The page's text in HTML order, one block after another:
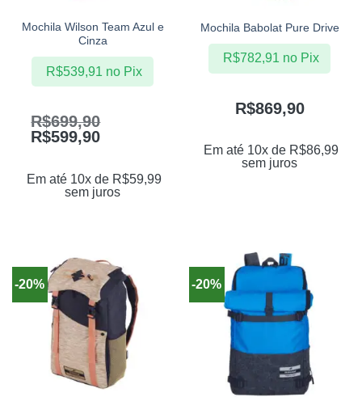
Mochila Wilson Team Azul e
Cinza
R$699,90
R$599,90
Em até 10x de R$59,99
sem juros
R$539,91 no Pix
Mochila Babolat Pure Drive
R$869,90
Em até 10x de R$86,99
sem juros
R$782,91 no Pix
-20% -20%